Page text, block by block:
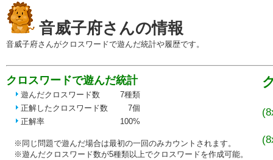
音威子府さんの情報
音威子府さんがクロスワードで遊んだ統計や履歴です。
クロスワードで遊んだ統計
遊んだクロスワード数
7種類
正解したクロスワード数
7個
正解率
100%
※同じ問題で遊んだ場合は最初の一回のみカウントされます。
※遊んだクロスワード数が5種類以上でクロスワードを作成可能。